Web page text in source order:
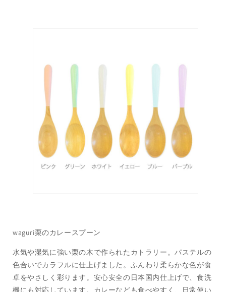
waguri栗のカレースプーン
水気や湿気に強い栗の木で作られたカトラリー。パステルの
色合いでカラフルに仕上げました。ふんわり柔らかな色が食
卓をやさしく彩ります。安心安全の日本国内仕上げで、食洗
機にも対応しています。カレーなども食べやすく、日常使い